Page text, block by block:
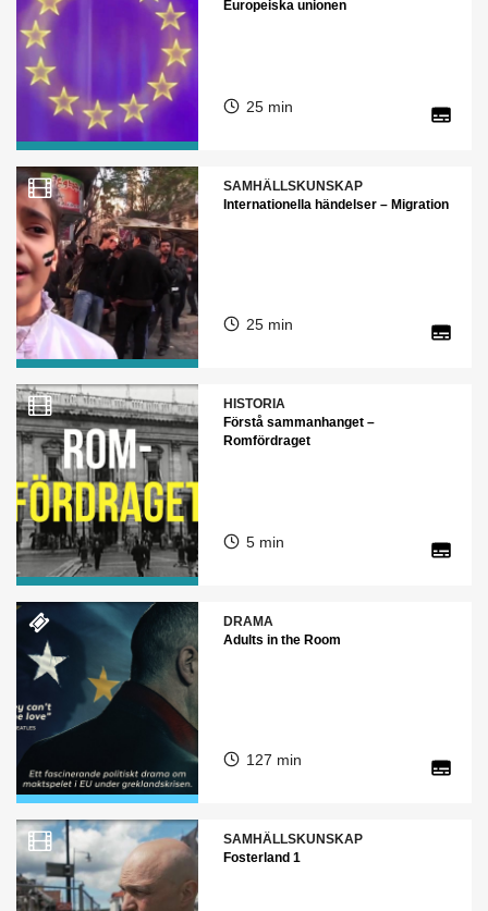
Europeiska unionen
25 min
SAMHÄLLSKUNSKAP
Internationella händelser – Migration
25 min
HISTORIA
Förstå sammanhanget –
Romfördraget
5 min
DRAMA
Adults in the Room
127 min
SAMHÄLLSKUNSKAP
Fosterland 1